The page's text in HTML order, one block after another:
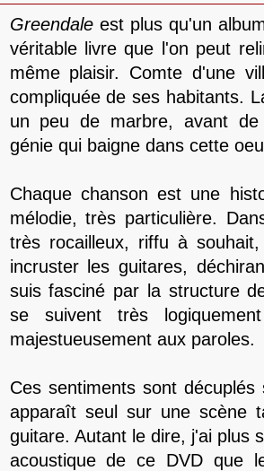
Greendaleest plus qu'un
véritable livre que l'on peut
même plaisir. Comte d'une
compliquée de ses habitants.
un peu de marbre, avant de
génie qui baigne dans cette
Chaque chanson est une
mélodie, très particulière.
très rocailleux, riffu à
incruster les guitares,
suis fasciné par la structure
se suivent très
majestueusement aux paroles.
Ces sentiments sont
apparaît seul sur une scène
guitare. Autant le dire, j'ai plus
acoustique de ce DVD que